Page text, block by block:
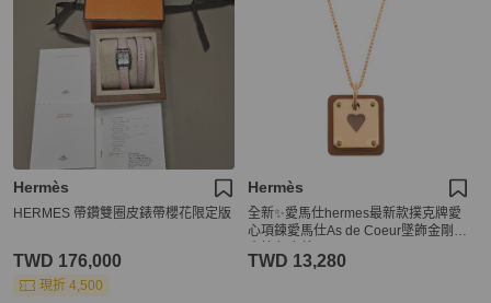
Hermès
HERMES 帶鑽雙圈皮錶帶櫻花限定版
TWD 176,000
現折 4,500
Hermès
全新✨愛馬仕hermes最新款撲克牌愛
心項鍊愛馬仕As de Coeur墜飾金剛色
TWD 13,280